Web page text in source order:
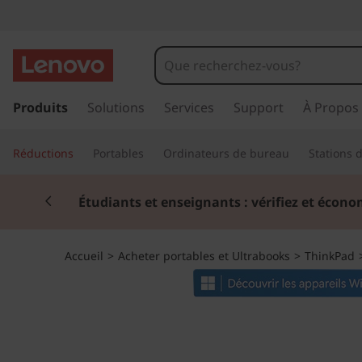
h
n
k
a
e
Produits Solutions Services Support À Propos
Réductions Portables Ordinateurs de bureau Stations
Étudiants et enseignants : vérifiez et
Accueil > Acheter portables et Ultrabooks > ThinkPad